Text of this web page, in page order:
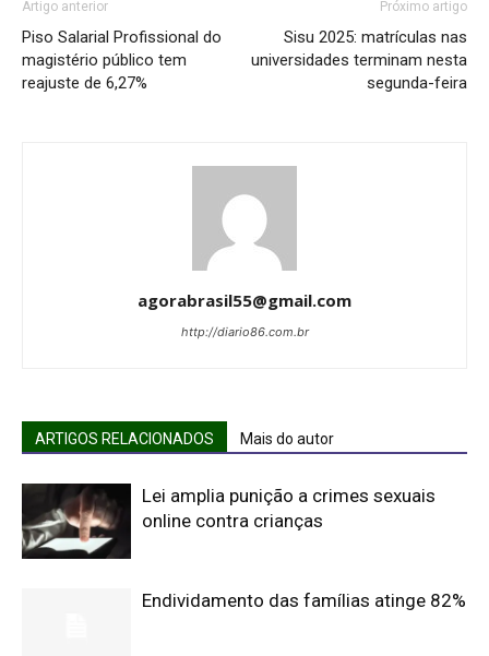
Artigo anterior
Piso Salarial Profissional do
magistério público tem
reajuste de 6,27%
Próximo artigo
Sisu 2025: matrículas nas
universidades terminam nesta
segunda-feira
agorabrasil55@gmail.com
http://diario86.com.br
ARTIGOS RELACIONADOS Mais do autor
Lei amplia punição a crimes sexuais
online contra crianças
Endividamento das famílias atinge 82%